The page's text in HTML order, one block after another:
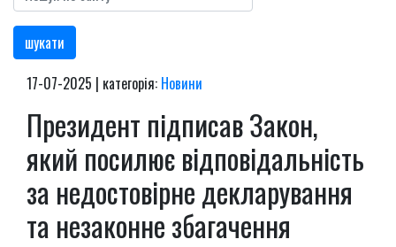
шукати
17-07-2025 | категорія: Новини
Президент підписав Закон,
який посилює відповідальність
за недостовірне декларування
та незаконне збагачення